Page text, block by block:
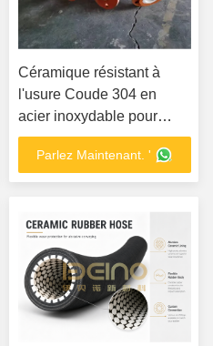
Céramique résistant à
l'usure Coude 304 en
acier inoxydable pour
batterie au lithium
Parlez Maintenant. '